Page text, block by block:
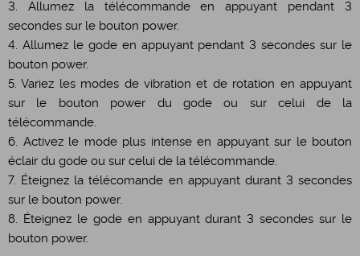
3. Allumez la télécommande en appuyant pendant 3
secondes sur le bouton power.
4. Allumez le gode en appuyant pendant 3 secondes sur le
bouton power.
5. Variez les modes de vibration et de rotation en appuyant
sur le bouton power du gode ou sur celui de la
télécommande.
6. Activez le mode plus intense en appuyant sur le bouton
éclair du gode ou sur celui de la télécommande.
7. Éteignez la télécomande en appuyant durant 3 secondes
sur le bouton power.
8. Éteignez le gode en appuyant durant 3 secondes sur le
bouton power.